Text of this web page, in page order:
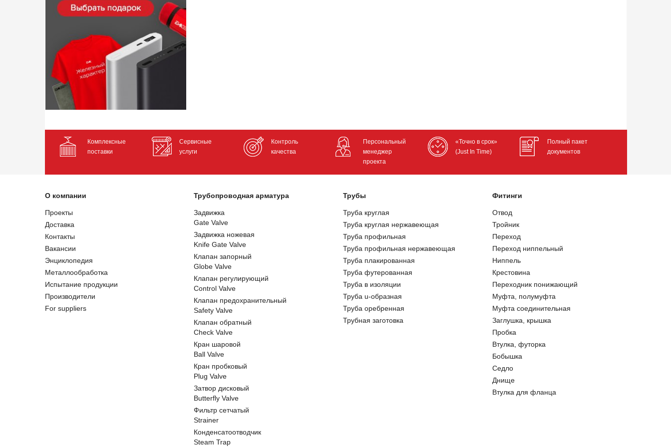
Комплексные
поставки
Сервисные
услуги
Контроль
качества
Персональный
менеджер
проекта
«Точно в срок»
(Just In Time)
Полный пакет
документов
О компании
Проекты
Доставка
Контакты
Вакансии
Энциклопедия
Металлообработка
Испытание продукции
Производители
For suppliers
Трубопроводная арматура
Задвижка
Gate Valve
Задвижка ножевая
Knife Gate Valve
Клапан запорный
Globe Valve
Клапан регулирующий
Control Valve
Клапан предохранительный
Safety Valve
Клапан обратный
Check Valve
Кран шаровой
Ball Valve
Кран пробковый
Plug Valve
Затвор дисковый
Butterfly Valve
Фильтр сетчатый
Strainer
Конденсатоотводчик
Steam Trap
Трубы
Труба круглая
Труба круглая нержавеющая
Труба профильная
Труба профильная нержавеющая
Труба плакированная
Труба футерованная
Труба в изоляции
Труба u-образная
Труба оребренная
Трубная заготовка
Фитинги
Отвод
Тройник
Переход
Переход ниппельный
Ниппель
Крестовина
Переходник понижающий
Муфта, полумуфта
Муфта соединительная
Заглушка, крышка
Пробка
Втулка, футорка
Бобышка
Седло
Днище
Втулка для фланца